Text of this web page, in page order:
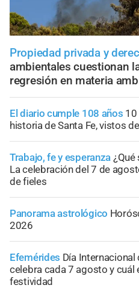
Propiedad privada y
ambientales cuestionan
regresión en materia
El diario cumple 108 años 10
historia de Santa Fe, vistos
Trabajo, fe y esperanza ¿Qué
La celebración del 7 de
de fieles
Panorama astrológico
2026
Efemérides Día Internacional
celebra cada 7 agosto y cuál
festividad